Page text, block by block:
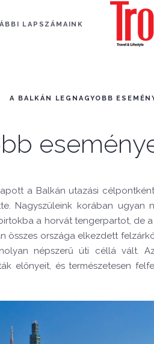
LAPSZÁMAINK
A BALKÁN LEGNAGYOBB
a Balkán utazási
Nagyszüleink korában
a horvát tengerpartot, de
összes országa elkezdett
népszerű úti céllá vált.
előnyeit, és természetesen